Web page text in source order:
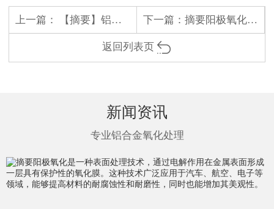
上一篇： 【摘要】铝氧化是一种常见的表面处理技术 下一篇： 摘要阳极氧化是一种在金属表面形成一层坚硬、耐磨和具有良好绝缘性的膜的工艺。它通过将金属或合金置于电解液中，并在其表面施加电压来实现。这种技术广泛应用于汽车、航空、电子和建筑等领域。
返回列表页
新闻资讯
专业铝合金氧化处理